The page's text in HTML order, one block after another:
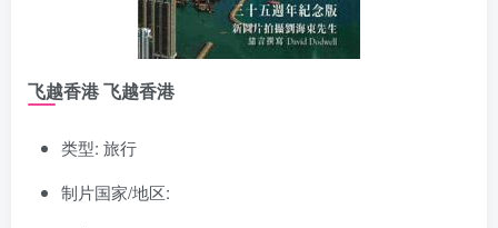
飞越香港 飞越香港
类型: 旅行
制片国家/地区: